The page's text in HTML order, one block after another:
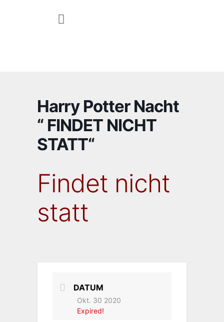
Harry Potter Nacht
“ FINDET NICHT
STATT“
Findet nicht
statt
DATUM
Okt. 30 2020
Expired!